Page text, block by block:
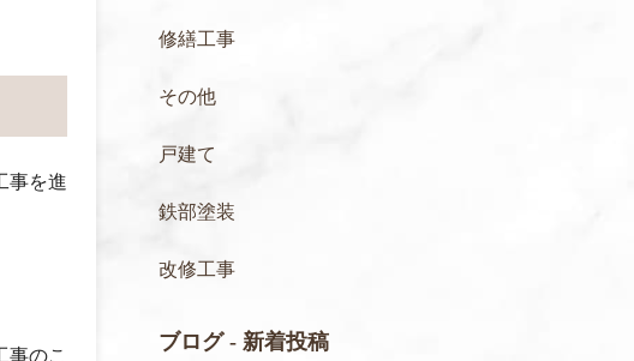
事を進
事のこ
修繕工事
その他
戸建て
鉄部塗装
改修工事
ブログ - 新着投稿